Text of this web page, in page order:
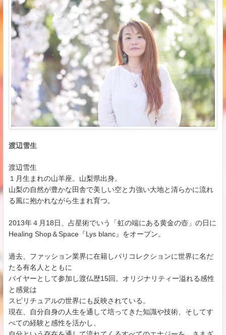
渡辺雪生
渡辺雪生
１月生まれの山羊座。山梨県出身。
山梨の自然が豊かな田舎で美しい空と力強い大地と清らかに流れ
る風に抱かれながら生まれ育つ。
2013年４月18日、占星術でいう「虹の端にある黄金の壺」の日に
Healing Shop＆Space『Lys blanc』をオープン。
過去、ファッション業界に在籍しパリコレクションに世界に名だ
たる有名人とともに
バイヤーとして参加し渡仏歴15回。オリジナリティー溢れる感性
と感覚は
スピリチュアルの世界にも反映されている。
現在、自分自身の人生を通して培ってきた知識や技術、そしてす
べての経験と感性を活かし、